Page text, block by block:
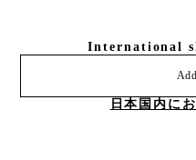
International
日本国内に